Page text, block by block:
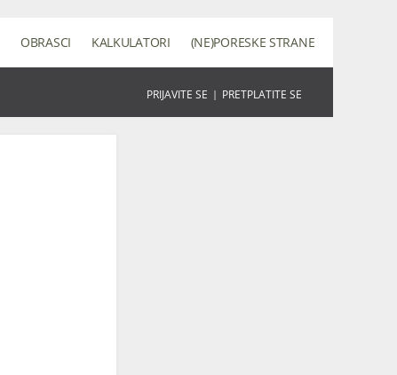
PRIJAVITE SE | PRETPLATITE SE
OBRASCI KALKULATORI (NE)PORESKE STRANE